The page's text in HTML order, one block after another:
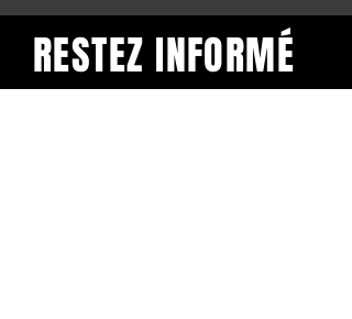
RESTEZ INFORMÉ